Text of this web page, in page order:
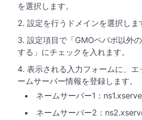
を選択します。
設定を行うドメインを選択しま
設定項目で「GMOペパボ以外
する」にチェックを入れます。
表示される入力フォームに、エ
ームサーバー情報を登録します。
ネームサーバー1：
ネームサーバー2：